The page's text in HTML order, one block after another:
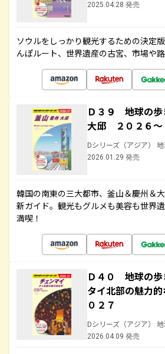
2025.04.28 発売
ソウルをしっかり観光するための決定
んぽルート、世界遺産の古宮、市場や
Ｄ３９ 地球の
大邱 ２０２６～
Dシリーズ（アジア）
2026.01.29 発売
韓国の南東の三大都市、釜山＆慶州＆
新ガイド。観光もグルメも美容も世界
満喫！
Ｄ４０ 地球の
タイ北部の魅力
０２７
Dシリーズ（アジア）
2026.04.09 発売